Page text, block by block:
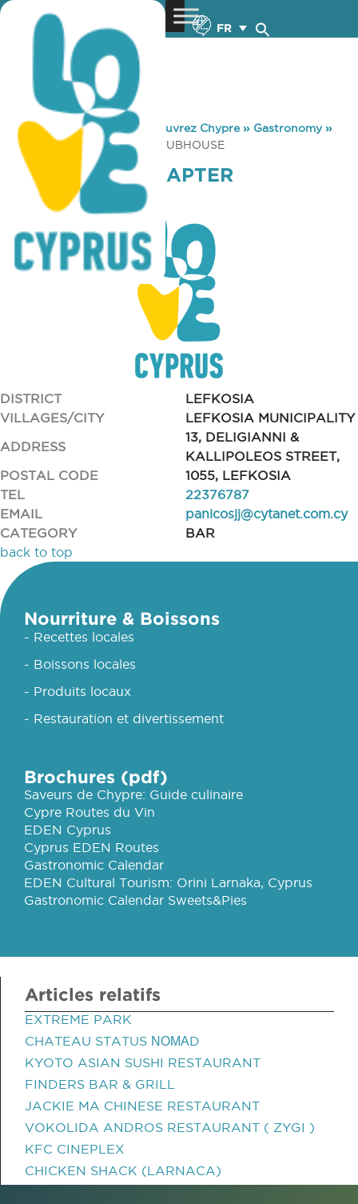
FR
You are here: Home »Découvrez Chypre» Gastronomy»
HOG CYPRUS CHAPTER CLUBHOUSE
HOG CYPRUS CHAPTER
CLUBHOUSE
DISTRICT
LEFKOSIA
VILLAGES/CITY
LEFKOSIA MUNICIPALITY
ADDRESS
13, DELIGIANNI &
KALLIPOLEOS STREET,
POSTAL CODE
1055, LEFKOSIA
TEL
22376787
EMAIL
panicosjj@cytanet.com.cy
CATEGORY
BAR
back to top
Nourriture & Boissons
- Recettes locales
- Boissons locales
- Produits locaux
- Restauration et divertissement
Brochures (pdf)
Saveurs de Chypre: Guide culinaire
Cypre Routes du Vin
EDEN Cyprus
Cyprus EDEN Routes
Gastronomic Calendar
EDEN Cultural Tourism: Orini Larnaka, Cyprus
Gastronomic Calendar Sweets&Pies
Articles relatifs
EXTREME PARK
CHATEAU STATUS ΝΟΜΑD
KYOTO ASIAN SUSHI RESTAURANT
FINDERS BAR & GRILL
JACKIE MA CHINESE RESTAURANT
VOKOLIDA ANDROS RESTAURANT ( ZYGI )
KFC CINEPLEX
CHICKEN SHACK (LARNACA)